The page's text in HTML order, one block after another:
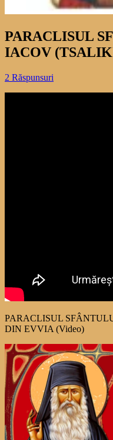
PARACLISUL
IACOV
2 Răspunsuri
PARACLISUL
DIN EVVIA (Video)